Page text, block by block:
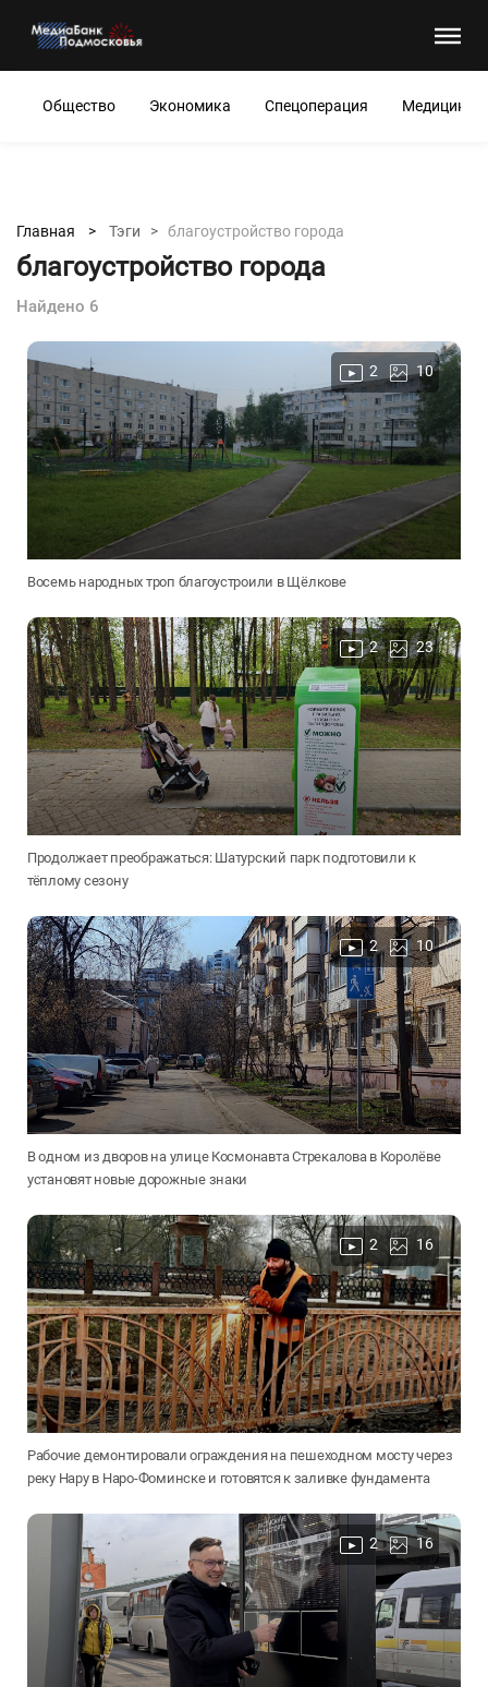
Общество Экономика Спецоперация Медицина
Главная > Тэги > благоустройство города
благоустройство города
Найдено 6
2 10
Восемь народных троп благоустроили в Щёлкове
2 23
Продолжает преображаться: Шатурский парк подготовили к
тёплому сезону
2 10
В одном из дворов на улице Космонавта Стрекалова в Королёве
установят новые дорожные знаки
2 16
Рабочие демонтировали ограждения на пешеходном мосту через
реку Нару в Наро-Фоминске и готовятся к заливке фундамента
2 16